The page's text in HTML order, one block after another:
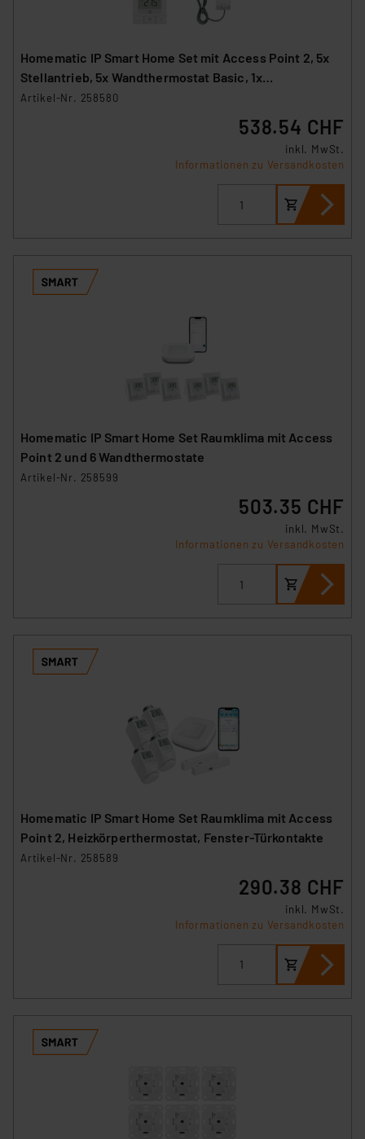
Homematic IP Smart Home Set mit Access Point 2, 5x
Stellantrieb, 5x Wandthermostat Basic, 1x
Fußbodenheizungscontroller
Artikel-Nr. 258580
538.54 CHF
inkl. MwSt.
Informationen zu Versandkosten
Homematic IP Smart Home Set Raumklima mit Access
Point 2 und 6 Wandthermostate
Artikel-Nr. 258599
503.35 CHF
inkl. MwSt.
Informationen zu Versandkosten
Homematic IP Smart Home Set Raumklima mit Access
Point 2, Heizkörperthermostat, Fenster-Türkontakte
Artikel-Nr. 258589
290.38 CHF
inkl. MwSt.
Informationen zu Versandkosten